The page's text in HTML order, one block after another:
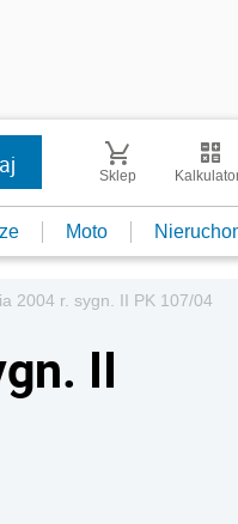
Sklep
Moto
2004 r. sygn. II PK 107/04
II